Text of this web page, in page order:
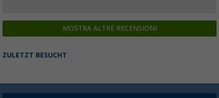
MOSTRA ALTRE RECENSIONI
ZULETZT BESUCHT